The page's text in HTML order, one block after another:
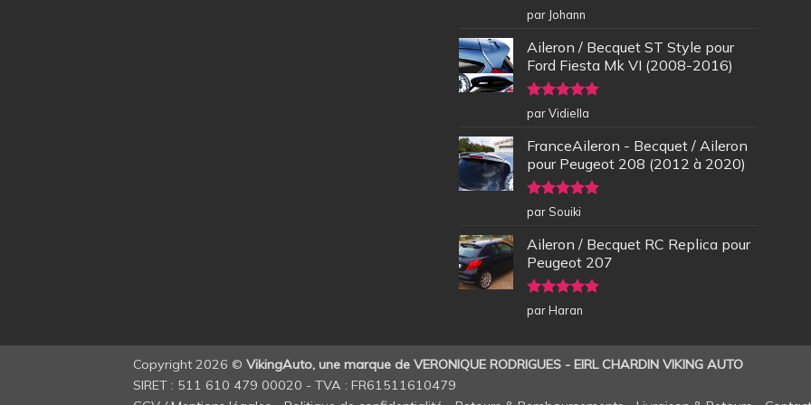
Note5sur
5
par Johann
Aileron / Becquet ST Style pour
Ford Fiesta Mk VI (2008-2016)
Note5sur
5
par Vidiella
FranceAileron - Becquet / Aileron
pour Peugeot 208 (2012 à 2020)
Note5sur
5
par Souiki
Aileron / Becquet RC Replica pour
Peugeot 207
Note5sur
5
par Haran
Copyright 2026 © VikingAuto, une marque de VERONIQUE RODRIGUES - EIRL CHARDIN VIKING AUTO
SIRET : 511 610 479 00020 - TVA : FR61511610479